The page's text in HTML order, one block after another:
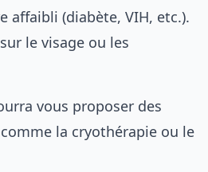
affaibli (diabète, VIH, etc.).
le visage ou les
vous proposer des
la cryothérapie ou le